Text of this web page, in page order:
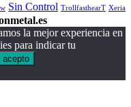
Sin Control TrollfasthearT Xeria
la mejor experiencia en
para indicar tu
acepto